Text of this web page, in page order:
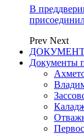
В
Prev Next
Документы